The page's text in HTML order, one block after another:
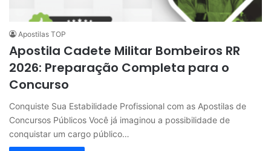
Apostilas TOP
Apostila Cadete Militar Bombeiros RR
2026: Preparação Completa para o
Concurso
Conquiste Sua Estabilidade Profissional com as Apostilas de
Concursos Públicos Você já imaginou a possibilidade de
conquistar um cargo público…